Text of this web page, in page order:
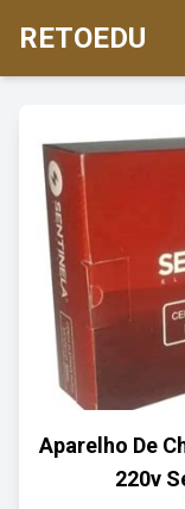
RETOEDU
Aparelho De
220v